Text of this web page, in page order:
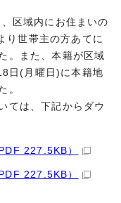
にお住まいの
り世帯主の方あてに
。また、本籍が区域
日(月曜日)に本籍地
。
ては、下記からダウ
227.5KB）
227.5KB）